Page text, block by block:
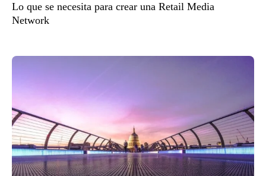
Lo que se necesita para crear una Retail Media
Network